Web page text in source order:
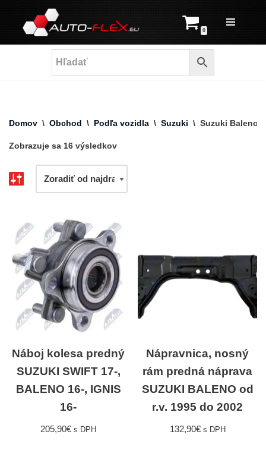
Prejsť
na
0
Domov \ Obchod \ Podľa vozidla \ Suzuki \ Suzuki Baleno
Zobrazuje sa 16 výsledkov
Náboj kolesa predný
SUZUKI SWIFT 17-,
BALENO 16-, IGNIS
16-
205,90€ s DPH
Nápravnica, nosný
rám predná náprava
SUZUKI BALENO od
r.v. 1995 do 2002
132,90€ s DPH